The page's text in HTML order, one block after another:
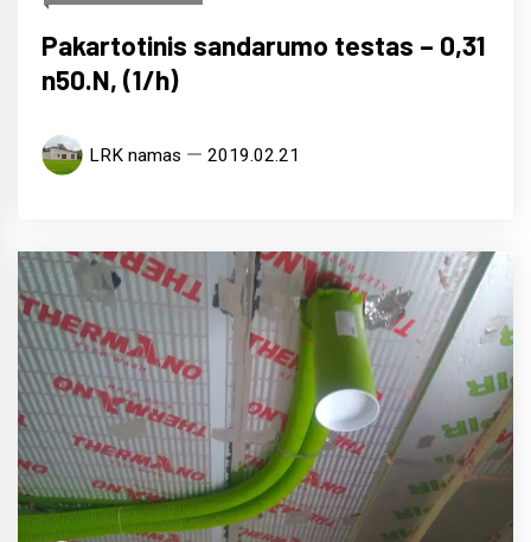
Pakartotinis sandarumo testas – 0,31
n50.N, (1/h)
LRK namas 2019.02.21